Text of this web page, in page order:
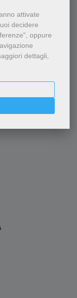
attivate
decidere
oppure
dettagli,
Editrice
- P.IVA